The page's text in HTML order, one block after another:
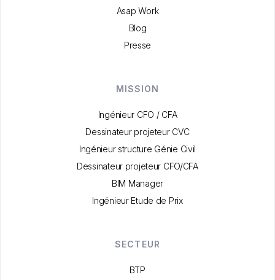
Asap Work
Blog
Presse
MISSION
Ingénieur CFO / CFA
Dessinateur projeteur CVC
Ingénieur structure Génie Civil
Dessinateur projeteur CFO/CFA
BIM Manager
Ingénieur Etude de Prix
SECTEUR
BTP